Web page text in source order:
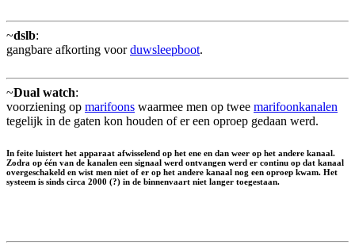
~dslb:
gangbare afkorting voorduwsleepboot.
~Dual watch:
voorziening op marifoons waarmee men op twee marifoonkanalen
tegelijk in de gaten kon houden of er een oproep gedaan werd.
In feite luistert het apparaat afwisselend op het ene en dan weer op het andere kanaal.
Zodra op één van de kanalen een signaal werd ontvangen werd er continu op dat kanaal
overgeschakeld en wist men niet of er op het andere kanaal nog een oproep kwam. Het
systeem is sinds circa 2000 (?) in de binnenvaart niet langer toegestaan.